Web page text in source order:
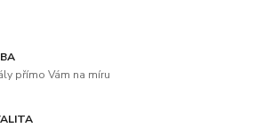
přímo Vám na míru